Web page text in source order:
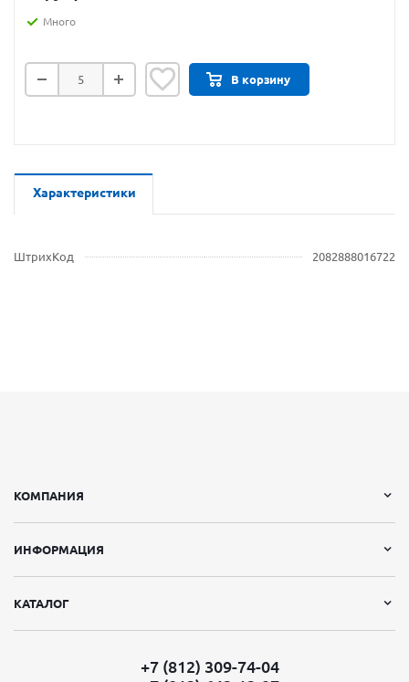
Много
В корзину
Характеристики
ШтрихКод 2082888016722
КОМПАНИЯ
ИНФОРМАЦИЯ
КАТАЛОГ
+7 (812) 309-74-04